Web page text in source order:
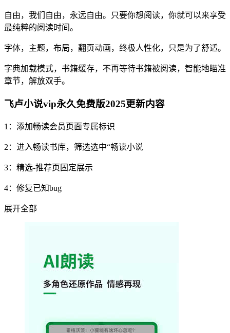
自由，我们自由，永远自由。只要你想阅读，你就可以来享受
最纯粹的阅读时间。
字体，主题，布局，翻页动画，终极人性化，只是为了舒适。
字典加载模式，书籍缓存，不再等待书籍被阅读，智能地瞄准
章节，解放双手。
飞卢小说vip永久免费版2025更新内容
1：添加畅读会员页面专属标识
2：进入畅读书库，筛选选中“畅读小说
3：精选-推荐页固定展示
4：修复已知bug
展开全部